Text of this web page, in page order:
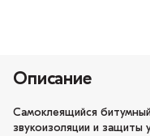
Описание
Самоклеящийся
звукоизоляции и защиты